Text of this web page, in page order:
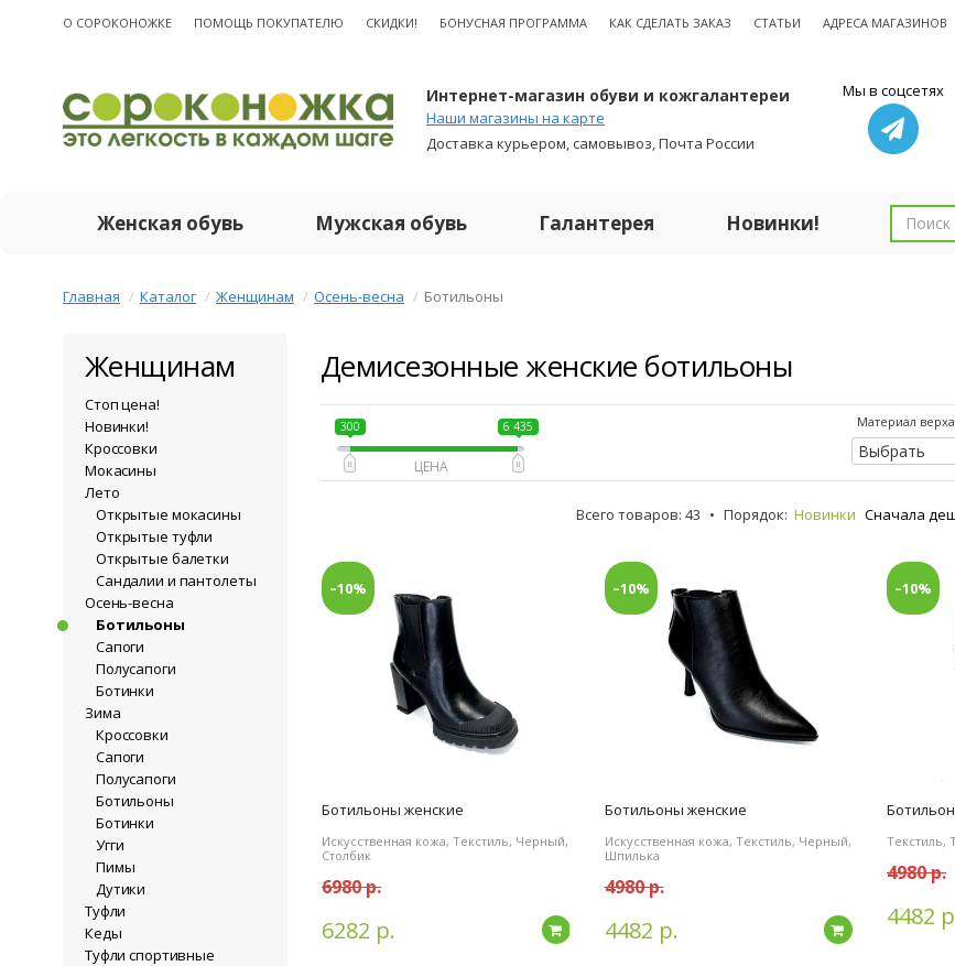
О CОРОКОНОЖКЕ ПОМОЩЬ ПОКУПАТЕЛЮ СКИДКИ! БОНУСНАЯ ПРОГРАММА КАК СДЕЛАТЬ ЗАКАЗ СТАТЬИ АДРЕСА МАГАЗИНОВ
Интернет-магазин обуви и кожгалантереи
Наши магазины на карте
Доставка курьером, самовывоз, Почта России
Мы в соцсетях
Женская обувь Мужская обувь Галантерея Новинки!
Главная Каталог Женщинам Осень-весна Ботильоны
Женщинам
Стоп цена!
Новинки!
Кроссовки
Мокасины
Лето
Открытые мокасины
Открытые туфли
Открытые балетки
Сандалии и пантолеты
Осень-весна
Ботильоны
Сапоги
Полусапоги
Ботинки
Зима
Кроссовки
Сапоги
Полусапоги
Ботильоны
Ботинки
Угги
Пимы
Дутики
Туфли
Кеды
Туфли спортивные
Демисезонные женские ботильоны
300 6 435 Материал верха
Выбрать
Всего товаров: 43 • Порядок: Новинки Сначала
–10%
Ботильоны женские
Искусственная кожа, Текстиль, Черный,
Столбик
6980 р.
6282 р. Подробнее
–10%
Ботильоны женские
Искусственная кожа, Текстиль, Черный,
Шпилька
4980 р.
4482 р. Подробнее
–10%
Текстиль,
4980 р.
4482